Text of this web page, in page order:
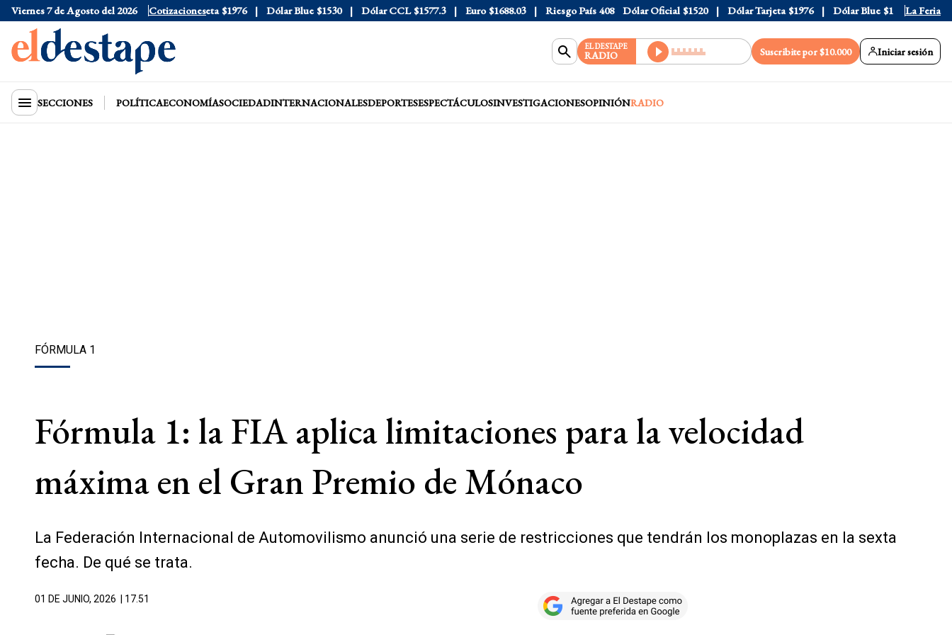
Viernes 7 de Agosto del 2026 Cotizaciones
Dólar Oficial $1520 Dólar Tarjeta $1976 Dólar Blue $1530 Dólar CCL $1577.3 Euro $1688.03 Riesgo País 408 Dólar Oficial $1520 Dólar Tarjeta $1976 Dólar Blue $1530 Dólar
La Feria
EL DESTAPE
RADIO Suscribite por $10.000 Iniciar sesión
SECCIONES POLÍTICAECONOMÍASOCIEDADINTERNACIONALESDEPORTESESPECTÁCULOSINVESTIGACIONESOPINIÓNRADIO
FÓRMULA 1
Fórmula 1: la FIA aplica limitaciones para la velocidad
máxima en el Gran Premio de Mónaco
La Federación Internacional de Automovilismo anunció una serie de restricciones que tendrán los monoplazas en la sexta
fecha. De qué se trata.
01 DE JUNIO, 2026 | 17.51